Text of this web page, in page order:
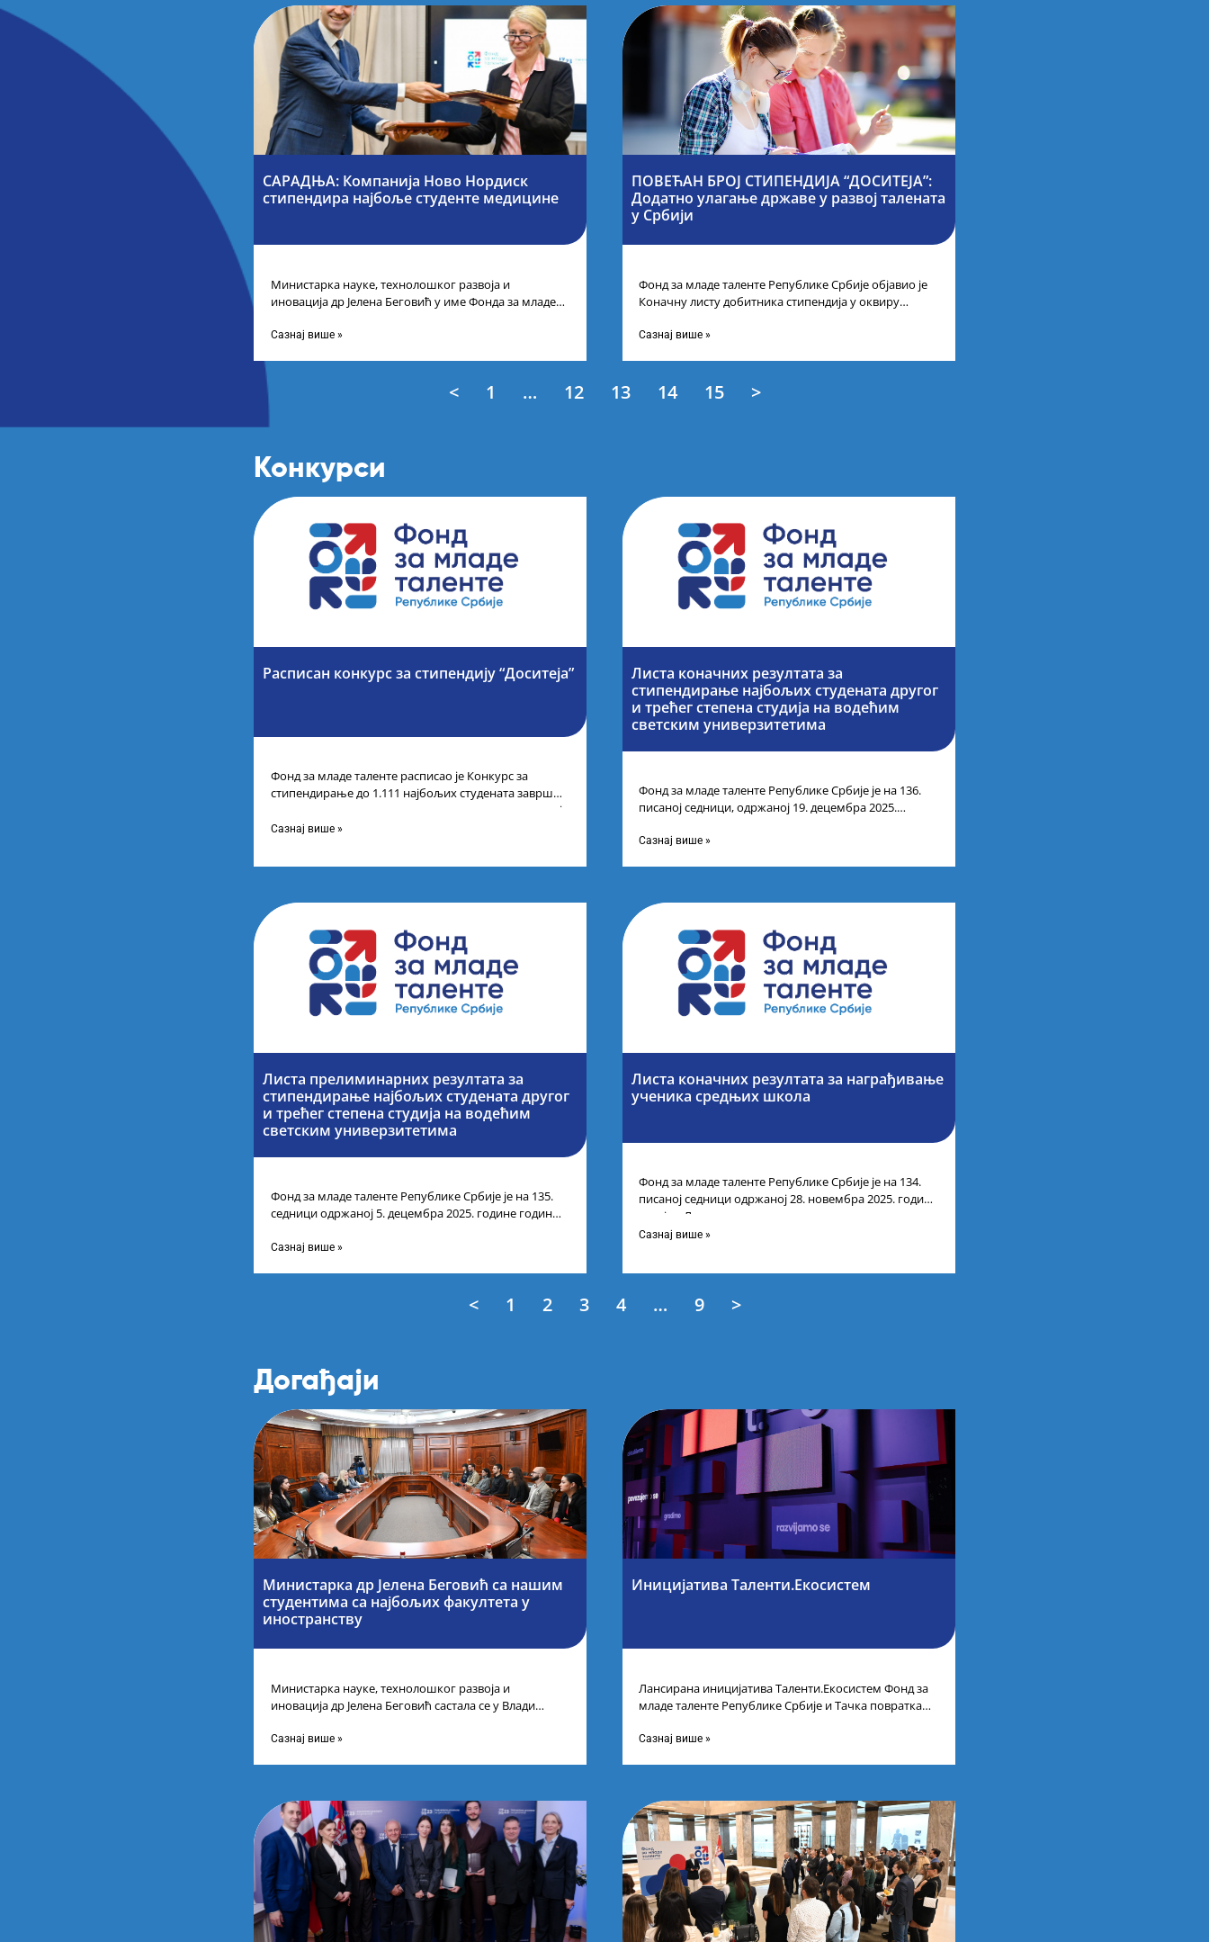
САРАДЊА: Компанија Ново Нордиск
стипендира најбоље студенте медицине
Министарка науке, технолошког развоја и
иновација др Јелена Беговић у име Фонда за младе
Сазнај више »
ПОВЕЋАН БРОЈ СТИПЕНДИЈА “ДОСИТЕЈА”:
Додатно улагање државе у развој талената
у Србији
Фонд за младе таленте Републике Србије објавио је
Коначну листу добитника стипендија у оквиру
завршне
Сазнај више »
< 1 … 12 13 14 15 >
Конкурси
Расписан конкурс за стипендију “Доситеја”
Фонд за младе таленте расписао је Конкурс за
стипендирање до 1.111 најбољих студената завршне
године основних и интегрисаних академских студија
Сазнај више »
Листа коначних резултата за
стипендирање најбољих студената другог
и трећег степена студија на водећим
светским универзитетима
Фонд за младе таленте Републике Србије је на 136.
писаној седници, одржаној 19. децембра 2025.
Сазнај више »
Листа прелиминарних резултата за
стипендирање најбољих студената другог
и трећег степена студија на водећим
светским универзитетима
Фонд за младе таленте Републике Србије је на 135.
седници одржаној 5. децембра 2025. године године
Сазнај више »
Листа коначних резултата за награђивање
ученика средњих школа
Фонд за младе таленте Републике Србије је на 134.
писаној седници одржаној 28. новембра 2025. године
усвојио Листу коначних резултата
Сазнај више »
< 1 2 3 4 … 9 >
Догађаји
Министарка др Јелена Беговић са нашим
студентима са најбољих факултета у
иностранству
Министарка науке, технолошког развоја и
иновација др Јелена Беговић састала се у Влади
Сазнај више »
Иницијатива Таленти.Екосистем
Лансирана иницијатива Таленти.Екосистем Фонд за
младе таленте Републике Србије и Тачка повратка
догађају су се
Сазнај више »